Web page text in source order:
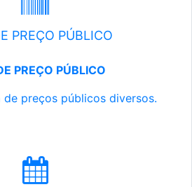
PREÇO PÚBLICO
PREÇO PÚBLICO
de preços públicos diversos.